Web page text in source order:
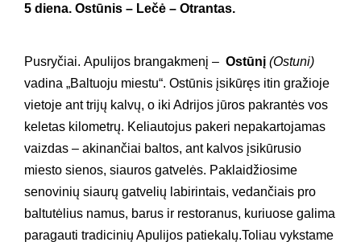
5 diena. Ostūnis – Lečė – Otrantas.
Pusryčiai. Apulijos brangakmenį – Ostūnį (Ostuni)
vadina „Baltuoju miestu“. Ostūnis įsikūręs itin gražioje
vietoje ant trijų kalvų, o iki Adrijos jūros pakrantės vos
keletas kilometrų. Keliautojus pakeri nepakartojamas
vaizdas – akinančiai baltos, ant kalvos įsikūrusio
miesto sienos, siauros gatvelės. Paklaidžiosime
senovinių siaurų gatvelių labirintais, vedančiais pro
baltutėlius namus, barus ir restoranus, kuriuose galima
paragauti tradicinių Apulijos patiekalų.Toliau vykstame